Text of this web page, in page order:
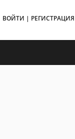
ВОЙТИ | РЕГИСТРАЦИЯ